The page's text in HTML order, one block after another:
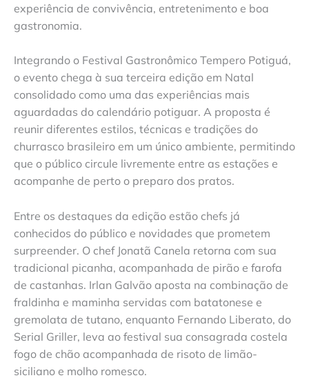
experiência de convivência, entretenimento e boa
gastronomia.
Integrando o Festival Gastronômico Tempero Potiguá,
o evento chega à sua terceira edição em Natal
consolidado como uma das experiências mais
aguardadas do calendário potiguar. A proposta é
reunir diferentes estilos, técnicas e tradições do
churrasco brasileiro em um único ambiente, permitindo
que o público circule livremente entre as estações e
acompanhe de perto o preparo dos pratos.
Entre os destaques da edição estão chefs já
conhecidos do público e novidades que prometem
surpreender. O chef Jonatã Canela retorna com sua
tradicional picanha, acompanhada de pirão e farofa
de castanhas. Irlan Galvão aposta na combinação de
fraldinha e maminha servidas com batatonese e
gremolata de tutano, enquanto Fernando Liberato, do
Serial Griller, leva ao festival sua consagrada costela
fogo de chão acompanhada de risoto de limão-
siciliano e molho romesco.